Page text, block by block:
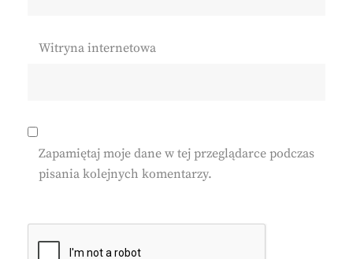
Witryna internetowa
Zapamiętaj moje dane w tej przeglądarce podczas
pisania kolejnych komentarzy.